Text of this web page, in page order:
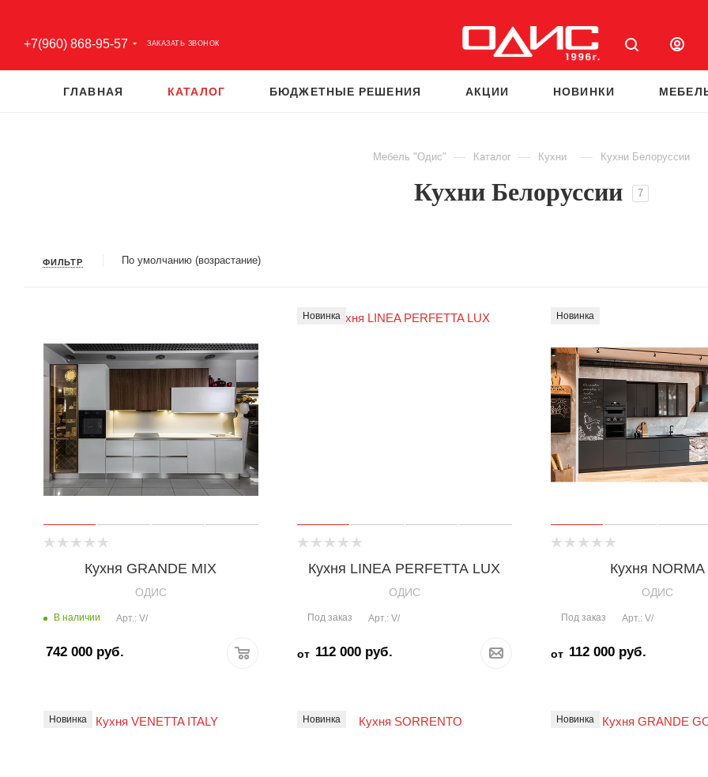
+7(960) 868-95-57 ЗАКАЗАТЬ ЗВОНОК
ГЛАВНАЯ КАТАЛОГ БЮДЖЕТНЫЕ РЕШЕНИЯ АКЦИИ НОВИНКИ
Мебель "Одис" — Каталог — Кухни — Кухни Белоруссии
Кухни Белоруссии 7
ФИЛЬТР По умолчанию (возрастание)
Кухня GRANDE MIX
OДИС
В наличии Арт.: V/
742 000 руб.
Новинка
Кухня LINEA PERFETTA LUX
OДИС
Под заказ Арт.: V/
от 112 000руб.
Новинка
Кухня NORMA
OДИС
Под заказ Арт.: V/
от 112 000руб.
Новинка Новинка Новинка